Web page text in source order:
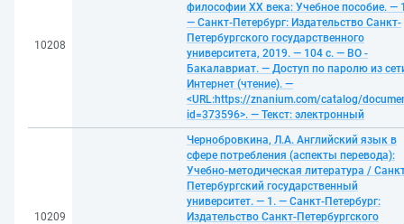
10208
философии ХХ века: Учебное пособие. —
— Санкт-Петербург: Издательство Санкт-
Петербургского государственного
университета, 2019. — 104 с. — ВО -
Бакалавриат. — Доступ по паролю из
Интернет (чтение). —
<URL:https://znanium.com/catalog/
id=373596>. — Текст: электронный
10209
Чернобровкина, Л.А. Английский язык в
сфере потребления (аспекты перевода):
Учебно-методическая литература /
Петербургский государственный
университет. — 1. — Санкт-Петербург:
Издательство Санкт-Петербургского